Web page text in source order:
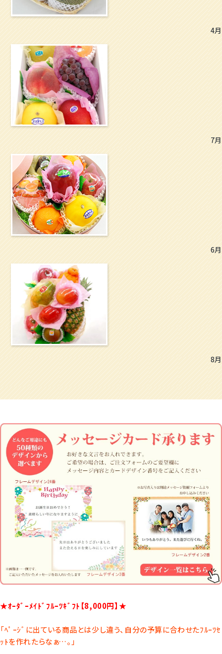
4月
7月
6月
8月
★ｵｰﾀﾞｰﾒｲﾄﾞﾌﾙｰﾂｷﾞﾌﾄ【8,000円】★
「ﾍﾟｰｼﾞに出ている商品とは少し違う、自分の予算に合わせたﾌﾙｰﾂｾ
ｯﾄを作れたらなぁ…。」